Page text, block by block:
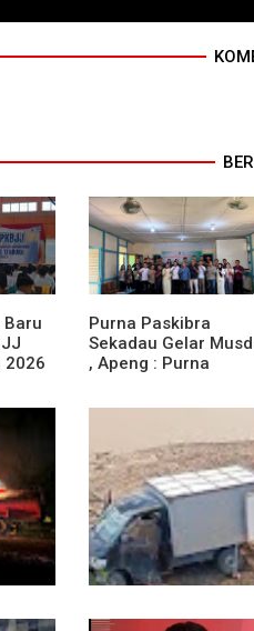
Baru
2026
Purna Paskibra
Sekadau Gelar
, Apeng : Purna
Menjadi Agen
Persatuan Dan
Kesatuan Bangsa
Mobil Box Terjun ke